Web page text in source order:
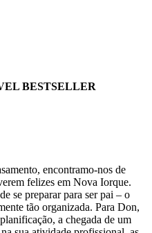
BESTSELLER
encontramo-nos de
felizes em Nova Iorque.
se preparar para ser pai – o
tão organizada. Para Don,
a chegada de um